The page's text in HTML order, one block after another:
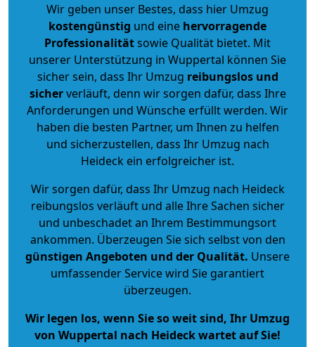
Wir geben unser Bestes, dass hier Umzug
kostengünstig und eine hervorragende
Professionalitätsowie Qualität bietet. Mit
unserer Unterstützung in Wuppertal können Sie
sicher sein, dass Ihr Umzug reibungslos und
sicherverläuft, denn wir sorgen dafür, dass Ihre
Anforderungen und Wünsche erfüllt werden. Wir
haben die besten Partner, um Ihnen zu helfen
und sicherzustellen, dass Ihr Umzug nach
Heideck ein erfolgreicher ist.
Wir sorgen dafür, dass Ihr Umzug nach Heideck
reibungslos verläuft und alle Ihre Sachen sicher
und unbeschadet an Ihrem Bestimmungsort
ankommen. Überzeugen Sie sich selbst von den
günstigen Angeboten und der Qualität. Unsere
umfassender Service wird Sie garantiert
überzeugen.
Wir legen los, wenn Sie so weit sind, Ihr Umzug
von Wuppertal nach Heideck wartet auf Sie!